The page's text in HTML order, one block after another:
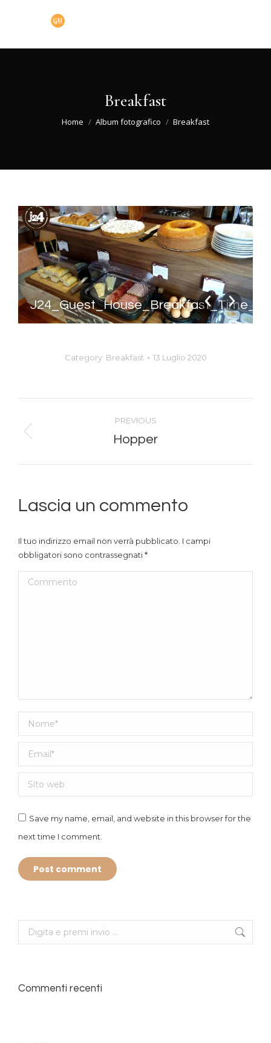
Breakfast
You are here:
Home Album fotografico Breakfast
J24_Guest_House_Breakfast_Time_08
Category: Breakfast 13 Luglio 2020
navigation
PREVIOUS
Previous
Hopper
Lascia un commento
Il tuo indirizzo email non verrà pubblicato. I campi
obbligatori sono contrassegnati*
Commento
Nome *
Email *
Sito web
Save my name, email, and website in this browser for the
next time I comment.
Post comment
Search:
Commenti recenti